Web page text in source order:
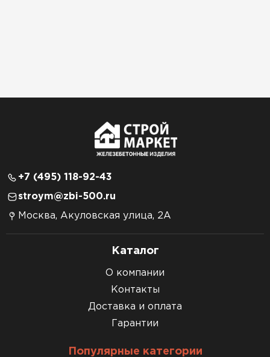
+7 (495) 118-92-43
stroym@zbi-500.ru
Москва, Акуловская улица, 2А
Каталог
О компании
Контакты
Доставка и оплата
Гарантии
Популярные категории